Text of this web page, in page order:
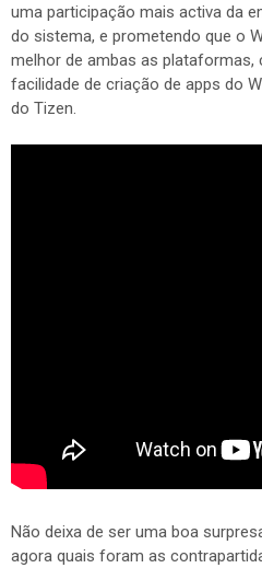
uma participação mais activa da
do sistema, e prometendo que o
melhor de ambas as plataformas,
facilidade de criação de apps do
do Tizen.
Não deixa de ser uma boa
agora quais foram as